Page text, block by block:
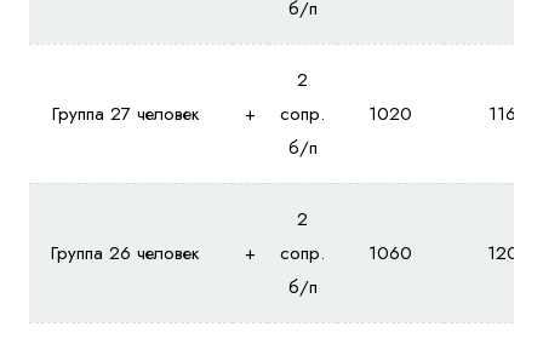
б/п
Группа 27 человек +
2
сопр.
б/п
1020 1160
Группа 26 человек +
2
сопр.
б/п
1060 1200